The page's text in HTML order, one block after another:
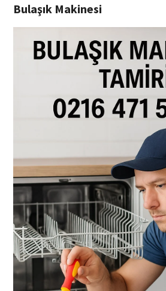
Bulaşık Makinesi